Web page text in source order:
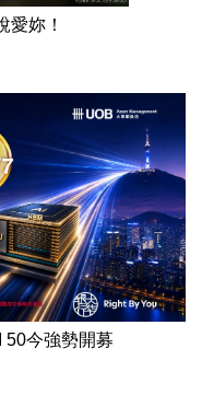
愛妳！
50今強勢開募